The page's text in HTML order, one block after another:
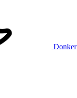
Donker